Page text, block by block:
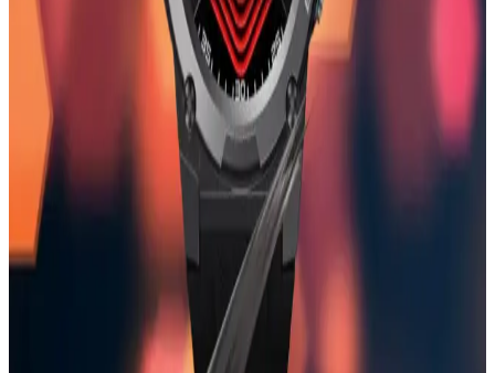
çıkan küçük boyutlu akıllı saat, iletişim ve günlük yaşamı
kolaylaştıran fonksiyonlarıyla dikkat çekiyor.
Huawei Watch GT 3 SE ve Samsung Galaxy Watch
4 Karşılaştırması: Hangi Akıllı Saat Sizin İçin
Uygun
İki popüler akıllı saatin özelliklerini ve kullanıcı yorumlarını
karşılaştırıyoruz. Pil ömrü, sağlık özellikleri ve tasarım açısından
detaylı bilgiler içerir.
Zeblaze Vibe 7 Pro ile Günlük Yaşamınızı
Kolaylaştıran Akıllı Saat Teknolojisi
Zeblaze Vibe 7 Pro, şık tasarımı, sağlık ve spor takibi özellikleriyle
öne çıkan, uzun pil ömrüne sahip akıllı saat. Günlük iletişim ve
sağlık ihtiyaçlarınızı karşılar.